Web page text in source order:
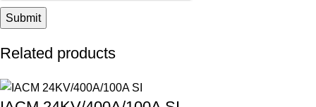
Related products